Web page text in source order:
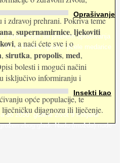
Oprašivanje
zanemaruje se problem oprašivanja
da će krušku oprašiti pčele medarice
Insekti kao
do 2050. godine život 9 milijardi
zbog gladi. Nadu (možda) nude
i zdravoj prehrani. Pokriva teme
, supernamirnice, ljekoviti
, a naći ćete sve i o
, sirutka, propolis, med,
bolesti i mogući načini
isključivo informiranju i
opće populacije, te
dijagnozu ili liječenje.